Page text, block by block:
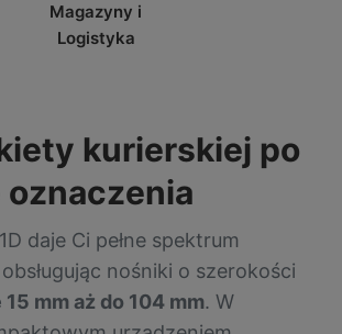
Magazyny i
Logistyka
kurierskiej po
daje Ci pełne spektrum
nośniki o szerokości
mm aż do 104 mm. W